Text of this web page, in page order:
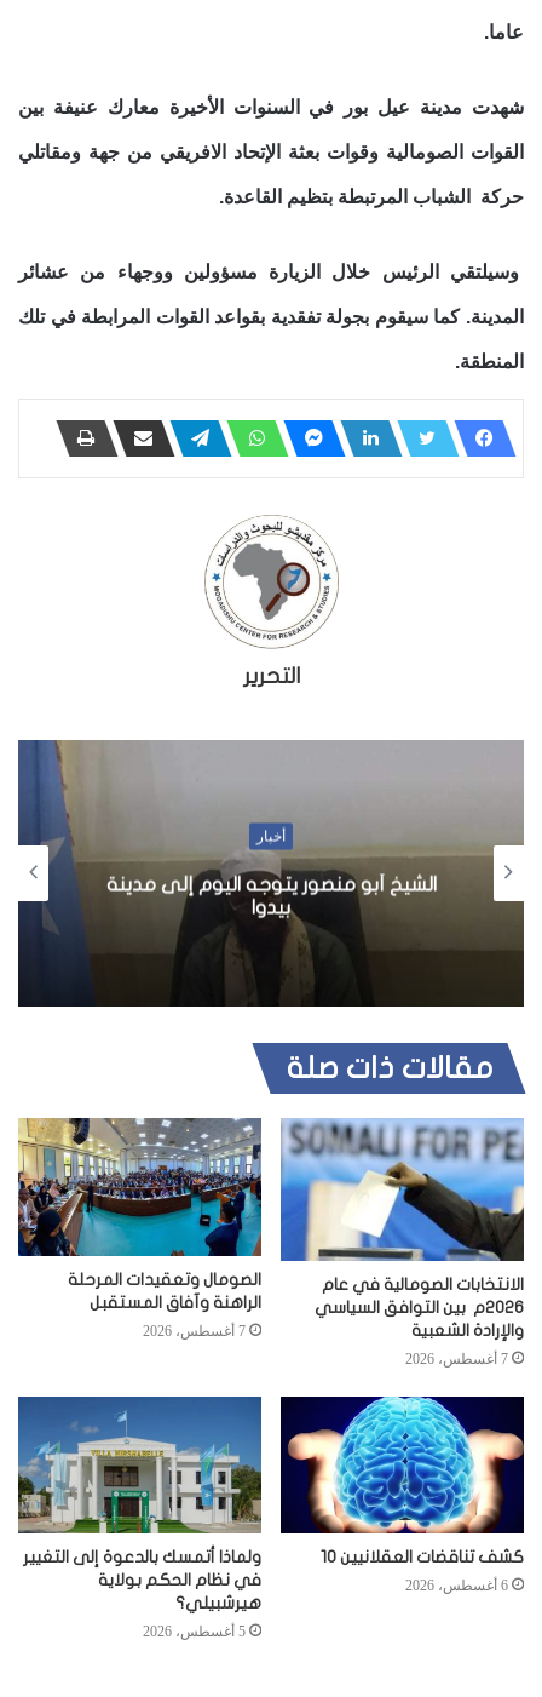
عاما.
شهدت مدينة عيل بور في السنوات الأخيرة معارك عنيفة بين
القوات الصومالية وقوات بعثة الإتحاد الافريقي من جهة ومقاتلي
حركة الشباب المرتبطة بتظيم القاعدة.
وسيلتقي الرئيس خلال الزيارة مسؤولين ووجهاء من عشائر
المدينة. كما سيقوم بجولة تفقدية بقواعد القوات المرابطة في تلك
المنطقة.
التحرير
أخبار
الشيخ أبو منصور يتوجه اليوم إلى مدينة
بيدوا
مقالات ذات صلة
الانتخابات الصومالية في عام
2026م بين التوافق السياسي
والإرادة الشعبية
7 أغسطس، 2026
الصومال وتعقيدات المرحلة
الراهنة وآفاق المستقبل
7 أغسطس، 2026
كشف تناقضات العقلانيين 10
6 أغسطس، 2026
ولماذا أتمسك بالدعوة إلى التغيير
في نظام الحكم بولاية
هيرشبيلي؟
5 أغسطس، 2026